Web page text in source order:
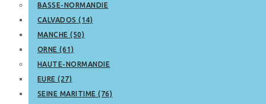
BASSE-NORMANDIE
CALVADOS (14)
MANCHE (50)
ORNE (61)
HAUTE-NORMANDIE
EURE (27)
SEINE MARITIME (76)